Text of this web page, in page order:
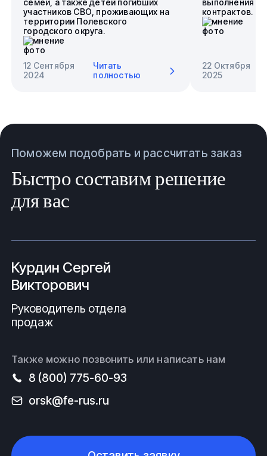
семей, а также детей погибших
участников СВО, проживающих на
территории Полевского
городского округа.
12 Сентября
2024
Читать
полностью
выполнения
контрактов.
22 Октября
2025
Поможем подобрать и рассчитать заказ
Быстро составим решение
для вас
Курдин Сергей
Викторович
Руководитель отдела
продаж
Также можно позвонить или написать нам
8 (800) 775-60-93
orsk@fe-rus.ru